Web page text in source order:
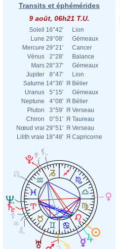
Transits et éphémérides
9 août, 06h21 T.U.
Soleil 16°42'
Lion
Lune 29°08'
Gémeaux
Mercure 29°21'
Cancer
Vénus
2°28'
Balance
Mars 28°37'
Gémeaux
Jupiter
8°47'
Lion
Saturne 14°36' Я Bélier
Uranus
5°15'
Gémeaux
Neptune
4°08' Я Bélier
Pluton
3°59' Я Verseau
Chiron
0°51' Я Taureau
Nœud vrai 29°51' Я Verseau
Lilith vraie 18°48' Я Capricorne